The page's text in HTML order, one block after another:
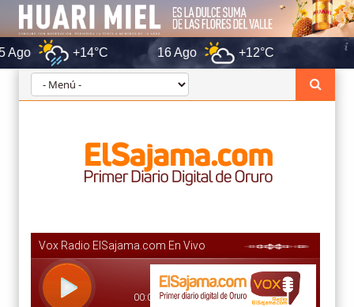
+14°C 16 Ago +12°C